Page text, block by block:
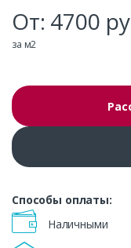
От: 4700
за м2
Способы оплаты:
Наличными